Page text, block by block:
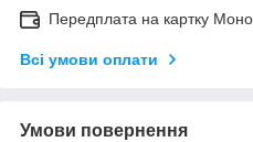
Передплата на картку Моно
Всі умови оплати
Умови повернення